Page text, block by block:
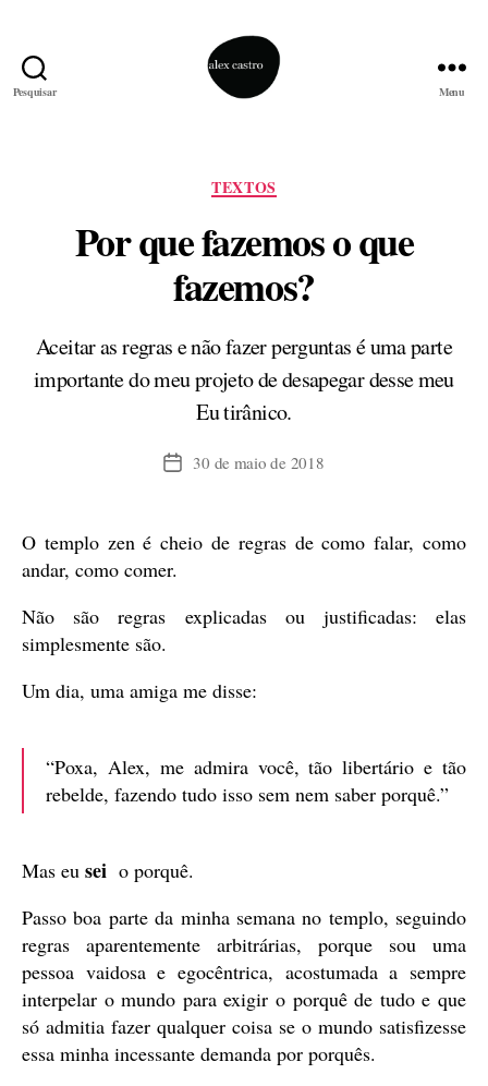
Pesquisar Menu
Categorias
TEXTOS
Por que fazemos o que
fazemos?
Aceitar as regras e não fazer perguntas é uma parte
importante do meu projeto de desapegar desse meu
Eu tirânico.
Data30 de maio de 2018
O templo zen é cheio de regras de como falar, como
andar, como comer.
Não são regras explicadas ou justificadas: elas
simplesmente são.
Um dia, uma amiga me disse:
“Poxa, Alex, me admira você, tão libertário e tão
rebelde, fazendo tudo isso sem nem saber porquê.”
Mas eu sei o porquê.
Passo boa parte da minha semana no templo, seguindo
regras aparentemente arbitrárias, porque sou uma
pessoa vaidosa e egocêntrica, acostumada a sempre
interpelar o mundo para exigir o porquê de tudo e que
só admitia fazer qualquer coisa se o mundo satisfizesse
essa minha incessante demanda por porquês.